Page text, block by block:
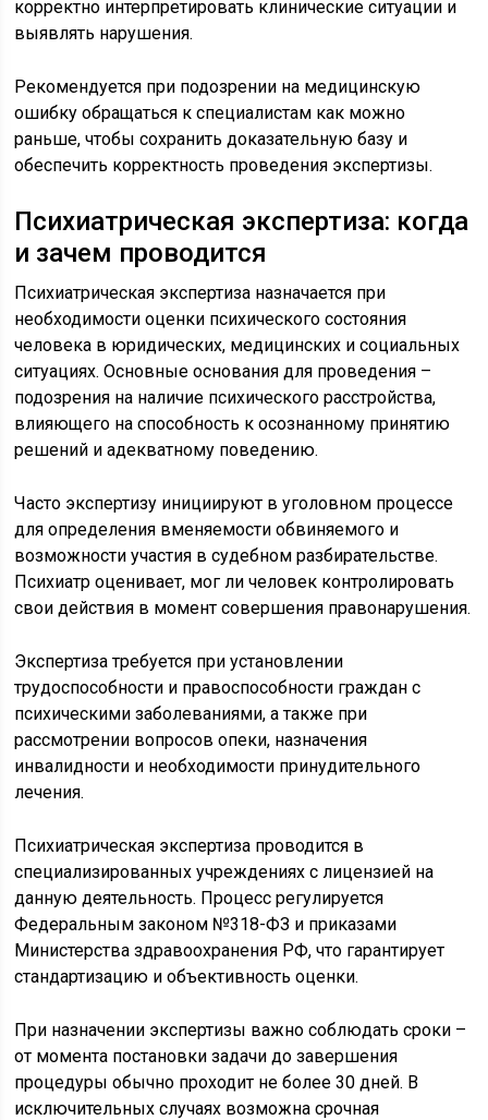
корректно интерпретировать клинические ситуации и
выявлять нарушения.
Рекомендуется при подозрении на медицинскую
ошибку обращаться к специалистам как можно
раньше, чтобы сохранить доказательную базу и
обеспечить корректность проведения экспертизы.
Психиатрическая экспертиза: когда
и зачем проводится
Психиатрическая экспертиза назначается при
необходимости оценки психического состояния
человека в юридических, медицинских и социальных
ситуациях. Основные основания для проведения –
подозрения на наличие психического расстройства,
влияющего на способность к осознанному принятию
решений и адекватному поведению.
Часто экспертизу инициируют в уголовном процессе
для определения вменяемости обвиняемого и
возможности участия в судебном разбирательстве.
Психиатр оценивает, мог ли человек контролировать
свои действия в момент совершения правонарушения.
Экспертиза требуется при установлении
трудоспособности и правоспособности граждан с
психическими заболеваниями, а также при
рассмотрении вопросов опеки, назначения
инвалидности и необходимости принудительного
лечения.
Психиатрическая экспертиза проводится в
специализированных учреждениях с лицензией на
данную деятельность. Процесс регулируется
Федеральным законом №318-ФЗ и приказами
Министерства здравоохранения РФ, что гарантирует
стандартизацию и объективность оценки.
При назначении экспертизы важно соблюдать сроки –
от момента постановки задачи до завершения
процедуры обычно проходит не более 30 дней. В
исключительных случаях возможна срочная